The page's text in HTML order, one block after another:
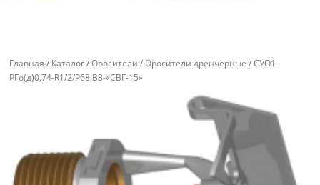
Главная / Каталог/Оросители /Оросители дренчерные / СУО1-
РГо(д)0,74-R1/2/Р68.В3-«СВГ-15»